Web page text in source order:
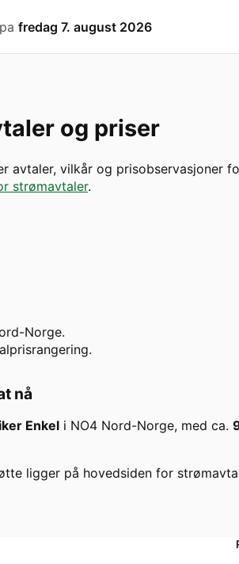
fredag 7. august 2026
og priser
avtaler, vilkår og prisobservasjoner
strømavtaler.
Norge.
nå
Enkel i NO4 Nord-Norge, med ca.
ligger på hovedsiden for